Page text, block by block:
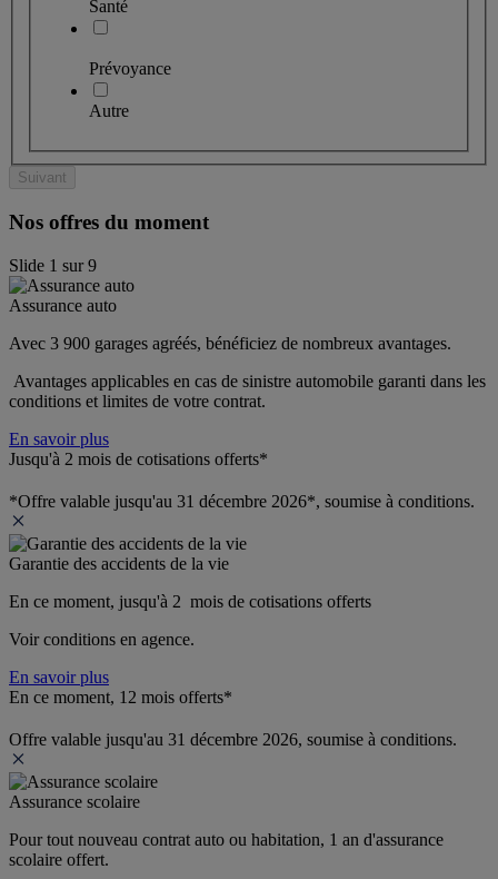
Santé
Prévoyance
Autre
Suivant
Nos offres du moment
Slide 1 sur9
Assurance auto
Avec 3 900 garages agréés, bénéficiez de nombreux avantages.
Avantages applicables en cas de sinistre automobile garanti dans les
conditions et limites de votre contrat.
En savoir plus
Jusqu'à 2 mois de cotisations offerts*
*Offre valable jusqu'au 31 décembre 2026*, soumise à conditions.
Garantie des accidents de la vie
En ce moment, jusqu'à 2  mois de cotisations offerts
Voir conditions en agence.
En savoir plus
En ce moment, 12 mois offerts*
Offre valable jusqu'au 31 décembre 2026, soumise à conditions.
Assurance scolaire
Pour tout nouveau contrat auto ou habitation, 1 an d'assurance
scolaire offert.